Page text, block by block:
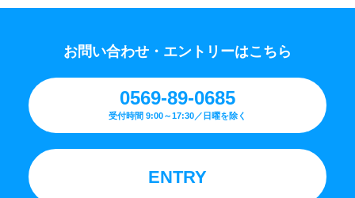
お問い合わせ・エントリーはこちら
0569-89-0685
受付時間 9:00～17:30／日曜を除く
ENTRY